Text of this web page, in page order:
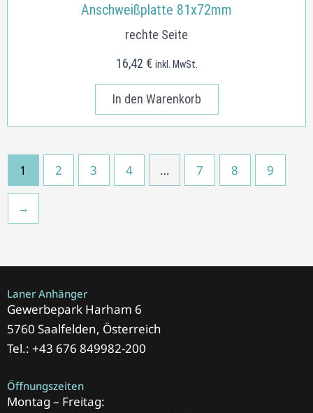
Anschweißplatte 81x72mm
rechte Seite
16,42 € inkl. MwSt.
In den Warenkorb
1 2 3 4 … 7 8 9
→
Laner Anhänger
Gewerbepark Harham 6
5760 Saalfelden, Österreich
Tel.: +43 676 849982-200
Öffnungszeiten
Montag – Freitag: